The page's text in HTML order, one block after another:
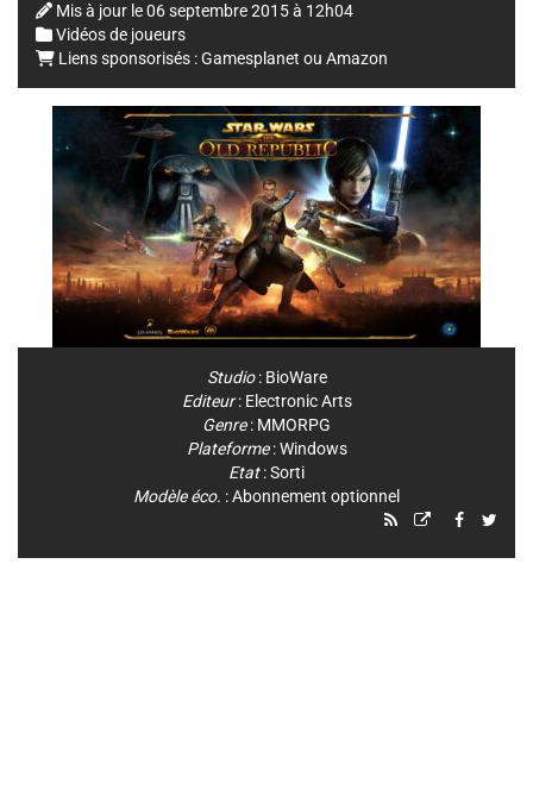
Mis à jour le06 septembre 2015 à 12h04
Vidéos de joueurs
Liens sponsorisés :Gamesplanet ou Amazon
Studio: BioWare
Editeur: Electronic Arts
Genre: MMORPG
Plateforme:Windows
Etat: Sorti
Modèle éco. : Abonnement optionnel